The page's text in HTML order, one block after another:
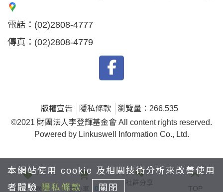
電話： (02)2808-4777
傳真： (02)2808-4779
版權宣告 隱私條款
瀏覽量：266,535
©2021 財團法人李登輝基金會 All content rights reserved.
Powered by Linkuswell Information Co., Ltd.
我要捐款 愛心車 0
社群分享
TOP
本網站使用 cookie 及相關技術分析來改善使用
者體驗 隱私條款 關閉